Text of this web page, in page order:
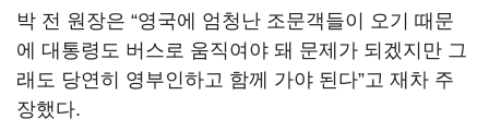
박 전 원장은 “영국에 엄청난 조문객들이 오기 때문
에 대통령도 버스로 움직여야 돼 문제가 되겠지만 그
래도 당연히 영부인하고 함께 가야 된다”고 재차 주
장했다.